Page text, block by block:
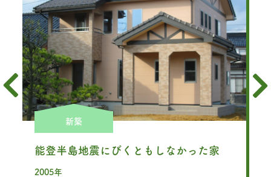
新築
能登半島地震にびくともしなかった家
2005年